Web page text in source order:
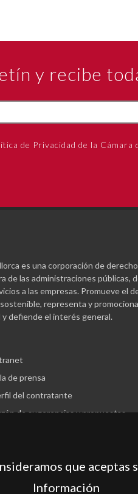
y recibe
de Privacidad de la Cámara
es una corporación de
de las administraciones públicas,
a las empresas. Promueve el
representa y
y defiende el interés general.
de prensa
del contratante
de sugerencias y propuestas
que aceptas
Información